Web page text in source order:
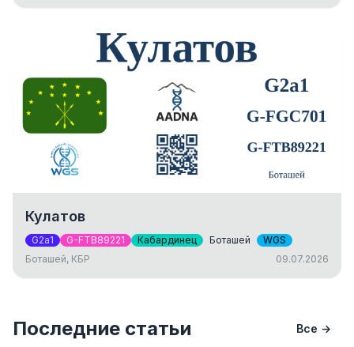
Кулатов
G2a1 G-FTB89221 Кабардинец Боташей
WGS
Боташей, КБР
09.07.2026
Последние статьи Все →